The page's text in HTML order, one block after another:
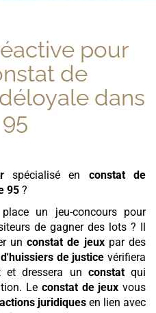
pour
de
dans
spécialisé en constat de
95 ?
un jeu-concours pour
de gagner des lots ? Il
unconstat de jeuxpar des
de justice vérifiera
et dressera un constatqui
Le constat de jeux vous
actions juridiques en lien avec